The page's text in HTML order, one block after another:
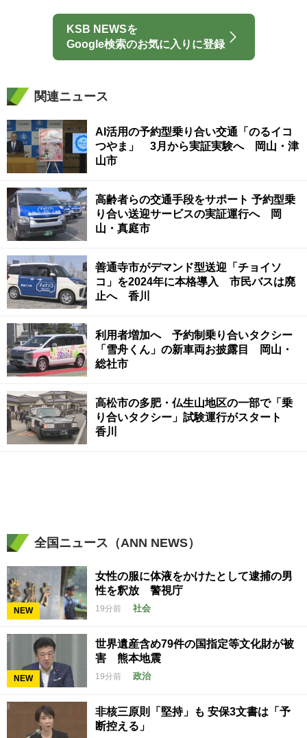
KSB NEWSを
Google検索のお気に入りに登録
関連ニュース
AI活用の予約型乗り合い交通「のるイコ
つやま」 3月から実証実験へ 岡山・津
山市
高齢者らの交通手段をサポート 予約型乗
り合い送迎サービスの実証運行へ 岡
山・真庭市
善通寺市がデマンド型送迎「チョイソ
コ」を2024年に本格導入 市民バスは廃
止へ 香川
利用者増加へ 予約制乗り合いタクシー
「雪舟くん」の新車両お披露目 岡山・
総社市
高松市の多肥・仏生山地区の一部で「乗
り合いタクシー」試験運行がスタート
香川
全国ニュース（ANN NEWS）
NEW
女性の服に体液をかけたとして逮捕の男
性を釈放 警視庁
19分前 社会
NEW
世界遺産含め79件の国指定等文化財が被
害 熊本地震
19分前 政治
非核三原則「堅持」も 安保3文書は「予
断控える」